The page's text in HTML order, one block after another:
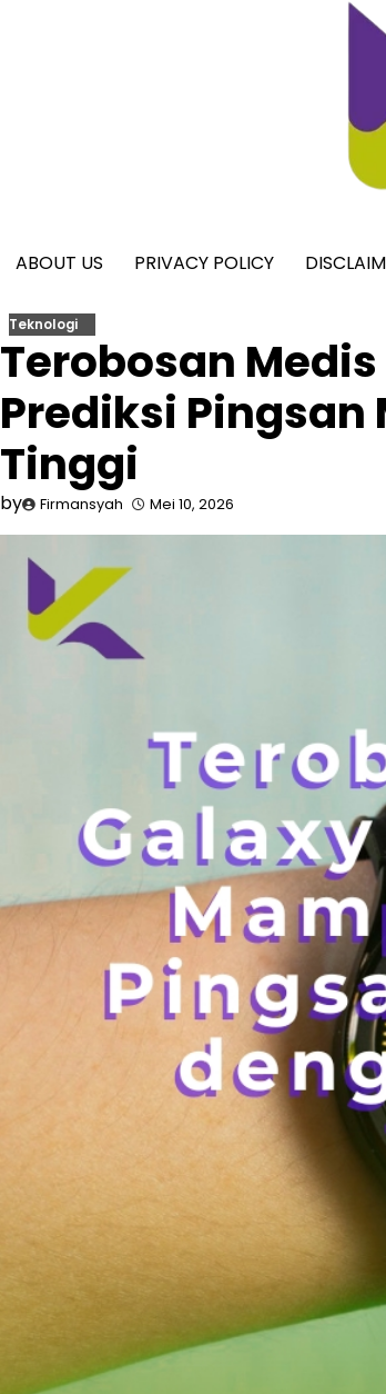
ABOUT US PRIVACY POLICY
Teknologi
Terobosan
Prediksi
Tinggi
by Firmansyah Mei 10, 2026